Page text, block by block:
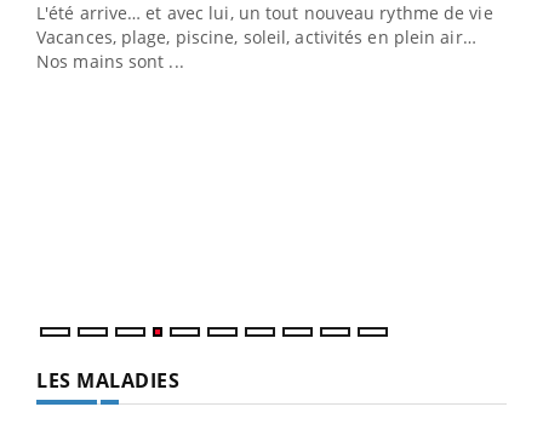
L'été arrive… et avec lui, un tout nouveau rythme de vie !
Vacances, plage, piscine, soleil, activités en plein air…
Nos mains sont ...
LES MALADIES